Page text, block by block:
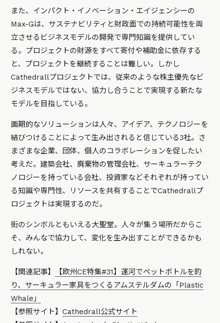
また、インパクト・イノベーション・エイジェンシーの
Max-Gは、サステナビリティと財政面での持続可能性を両
立させるビジネスモデルの開発で専門知識を提供してい
る。プロジェクトの財源をすべて寄付や補助金に依存する
と、プロジェクトを継続することは難しい。しかし
Cathedrallプロジェクトでは、従来のような株主優先なビ
ジネスモデルではない、協力し合うことで実現する新たな
モデルを目指している。
画期的なソリューションは人々、アイデア、テクノロジーを
結びつけることによって生み出されると信じている3社。さ
まざまな企業、団体、個人のコラボレーションを促したい
考えだ。建築会社、廃棄物の管理会社、サーキュラーテク
ノロジーを持っている会社、投資家などそれぞれが持ってい
る知識や専門性、リソースを共有することでCathedrallプ
ロジェクトは実現するのだ。
街のシンボルともいえる大聖堂。人々が集う場所だからこ
そ、みんなで協力して、変化を生み出すことができるかも
しれない。
【関連記事】
【欧州CE特集#31】運河でペットボトルを釣
り、サーキュラー家具をつくるアムステルダムの「Plastic
Whale」
【参照サイト】Cathedrall公式サイト